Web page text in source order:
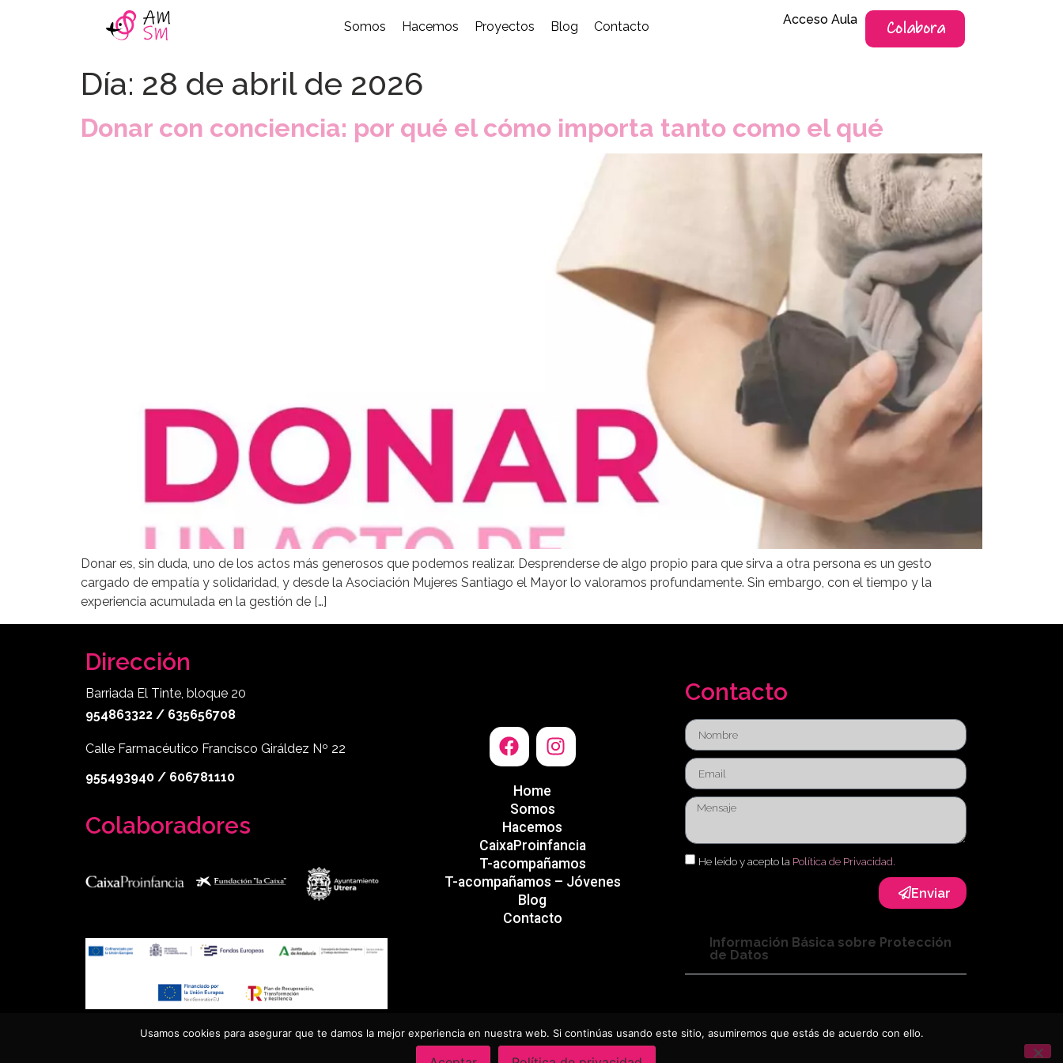
Somos Hacemos Proyectos Blog Contacto Acceso Aula Colabora
Día: 28 de abril de 2026
Donar con conciencia: por qué el cómo importa tanto como el qué
Donar es, sin duda, uno de los actos más generosos que podemos realizar. Desprenderse de algo propio para que sirva a otra persona es un gesto
cargado de empatía y solidaridad, y desde la Asociación Mujeres Santiago el Mayor lo valoramos profundamente. Sin embargo, con el tiempo y la
experiencia acumulada en la gestión de […]
Dirección
Barriada El Tinte, bloque 20
954863322 / 635656708
Calle Farmacéutico Francisco Giráldez Nº 22
955493940 / 606781110
Colaboradores
Home
Somos
Hacemos
CaixaProinfancia
T-acompañamos
T-acompañamos – Jóvenes
Blog
Contacto
Contacto
He leído y acepto la Política de Privacidad.
Enviar
Información Básica sobre Protección
de Datos
Usamos cookies para asegurar que te damos la mejor experiencia en nuestra web. Si continúas usando este sitio, asumiremos que estás de acuerdo con ello.